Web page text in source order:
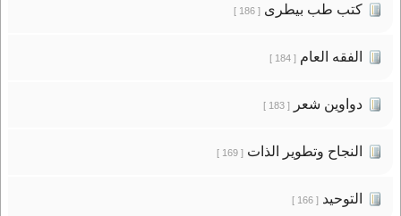
كتب طب بيطرى[ 186 ]
الفقه العام[ 184 ]
دواوين شعر[ 183 ]
النجاح وتطوير الذات[ 169 ]
التوحيد[ 166 ]